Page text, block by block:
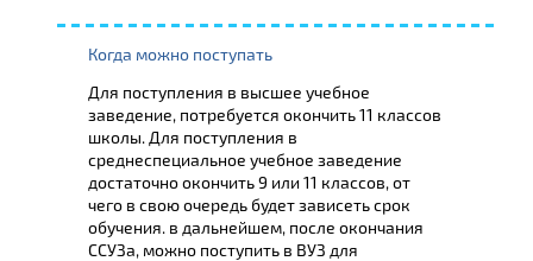
Для поступления в высшее учебное
заведение, потребуется окончить 11 классов
школы. Для поступления в
среднеспециальное учебное заведение
достаточно окончить 9 или 11 классов, от
чего в свою очередь будет зависеть срок
обучения. в дальнейшем, после окончания
ССУЗа, можно поступить в ВУЗ для
Когда можно поступать